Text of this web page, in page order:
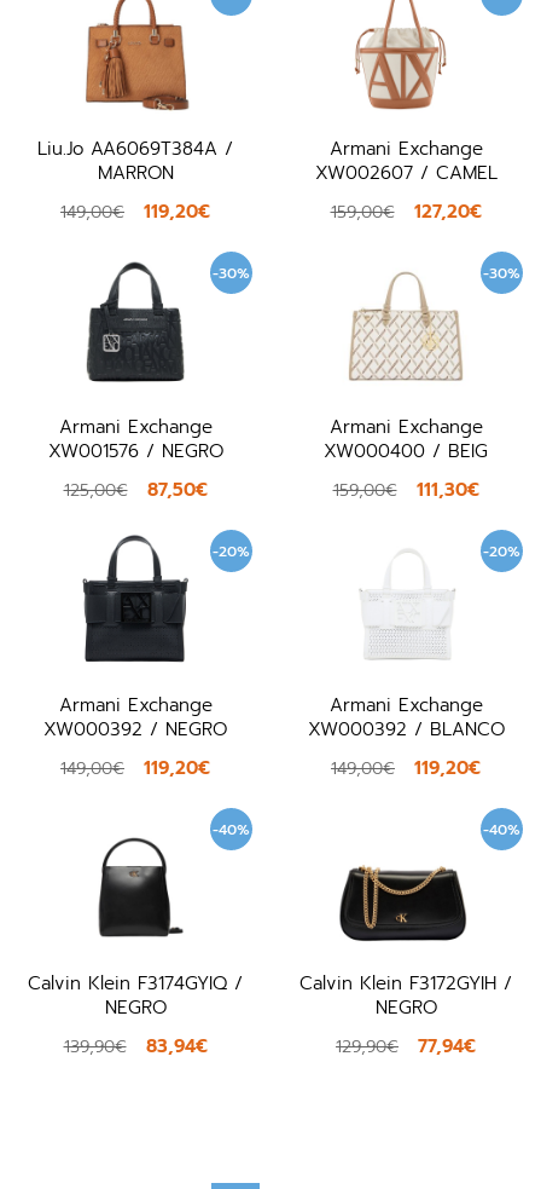
Liu.Jo AA6069T384A /
MARRON
149,00€ 119,20€
Armani Exchange
XW002607 / CAMEL
159,00€ 127,20€
-30%
Armani Exchange
XW001576 / NEGRO
125,00€ 87,50€
-30%
Armani Exchange
XW000400 / BEIG
159,00€ 111,30€
-20%
Armani Exchange
XW000392 / NEGRO
149,00€ 119,20€
-20%
Armani Exchange
XW000392 / BLANCO
149,00€ 119,20€
-40%
Calvin Klein F3174GYIQ /
NEGRO
139,90€ 83,94€
-40%
Calvin Klein F3172GYIH /
NEGRO
129,90€ 77,94€